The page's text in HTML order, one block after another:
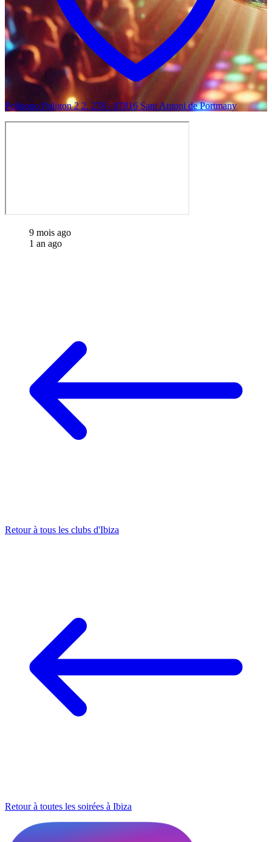
Poligono Poligon 2 2, 278 - 07816 Sant Antoni de Portmany
9 mois ago
1 an ago
Retour à tous les clubs d'Ibiza
Retour à toutes les soirées à Ibiza